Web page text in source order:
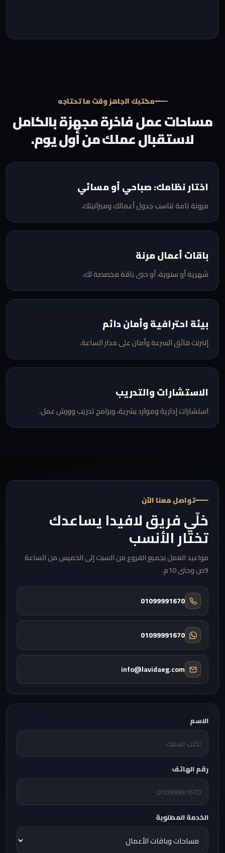
مكتبك الجاهز وقت ما تحتاجه
مساحات عمل فاخرة مجهزة بالكامل
لاستقبال عملك من أول يوم.
اختار نظامك: صباحي أو مسائي
مرونة تامة تناسب جدول أعمالك وميزانيتك.
باقات أعمال مرنة
شهرية أو سنوية، أو حتى باقة مخصصة لك.
بيئة احترافية وأمان دائم
إنترنت فائق السرعة وأمان على مدار الساعة.
الاستشارات والتدريب
استشارات إدارية وموارد بشرية، وبرامج تدريب وورش عمل.
تواصل معنا الآن
خلّي فريق لافيدا يساعدك
تختار الأنسب
مواعيد العمل بجميع الفروع من السبت إلى الخميس من الساعة
9ص وحتى 10م.
01099991670
01099991670
info@lavidaeg.com
الاسم
رقم الهاتف
الخدمة المطلوبة